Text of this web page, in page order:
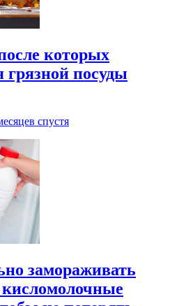
которых
грязной посуды
спустя
замораживать